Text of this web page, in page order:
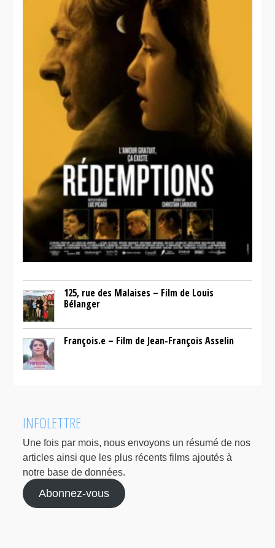
125, rue des Malaises – Film de Louis
Bélanger
François.e – Film de Jean-François Asselin
INFOLETTRE
Une fois par mois, nous envoyons un résumé de nos
articles ainsi que les plus récents films ajoutés à
notre base de données.
Abonnez-vous